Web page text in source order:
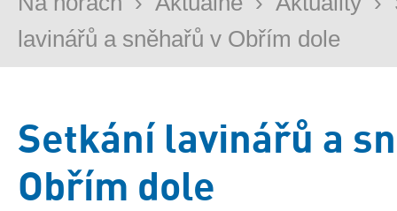
lavinářů a sněhařů v Obřím dole
Setkání lavinářů a
Obřím dole